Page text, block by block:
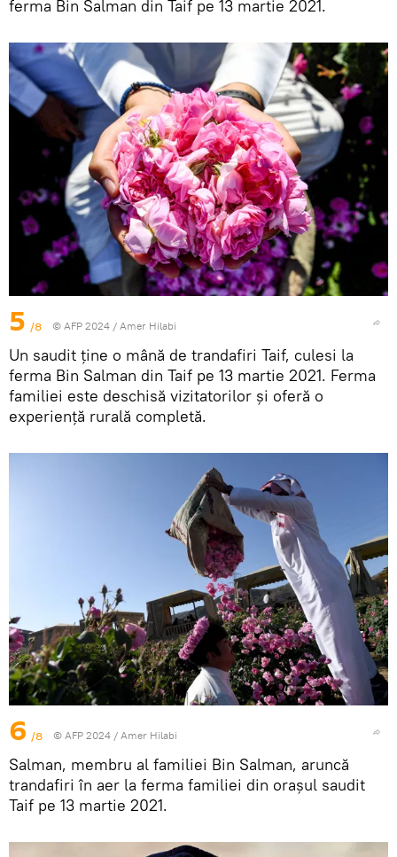
ferma Bin Salman din Taif pe 13 martie 2021.
5 /8 © AFP 2024 / Amer Hilabi
Un saudit ține o mână de trandafiri Taif, culesi la
ferma Bin Salman din Taif pe 13 martie 2021. Ferma
familiei este deschisă vizitatorilor și oferă o
experiență rurală completă.
6 /8 © AFP 2024 / Amer Hilabi
Salman, membru al familiei Bin Salman, aruncă
trandafiri în aer la ferma familiei din orașul saudit
Taif pe 13 martie 2021.